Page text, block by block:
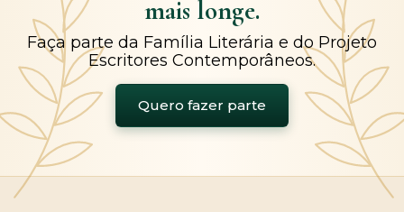
mais longe.
Faça parte da Família Literária e do Projeto
Escritores Contemporâneos.
Quero fazer parte